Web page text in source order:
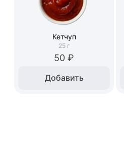
Кетчуп
25г
50 ₽
Добавить